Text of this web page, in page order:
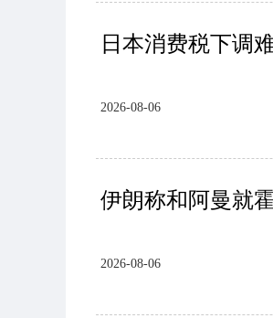
日本消费税下调
2026-08-06
伊朗称和阿曼就
2026-08-06